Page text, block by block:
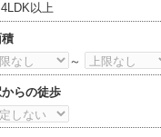
4LDK以上
～
らの徒歩